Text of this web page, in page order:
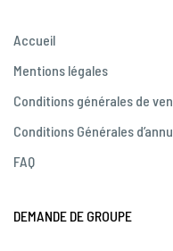
Accueil
Mentions légales
Conditions générales de
Conditions Générales
FAQ
DEMANDE DE GROUPE